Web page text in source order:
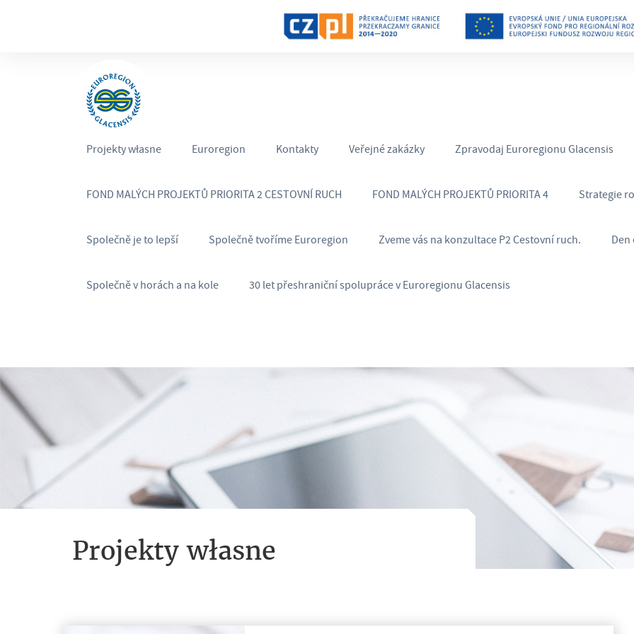
Projekty własne Euroregion Kontakty Veřejné zakázky Zpravodaj Euroregionu Glacensis
FOND MALÝCH PROJEKTŮ PRIORITA 2 CESTOVNÍ RUCH FOND MALÝCH PROJEKTŮ PRIORITA 4 Strategie
Společně je to lepší Společně tvoříme Euroregion Zveme vás na konzultace P2 Cestovní ruch.
Společně v horách a na kole 30 let přeshraniční spolupráce v Euroregionu Glacensis
Projekty własne